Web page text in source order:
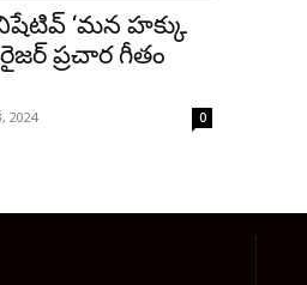
‘మన హక్కు
ప్రచార గీతం
2024 0